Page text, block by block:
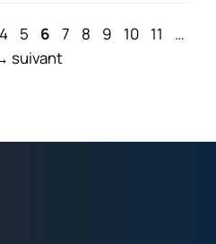
Page
4 Page
5 Page
6 Page
7 Page
8 Page
9 Page
10 Page
11 …
suivant